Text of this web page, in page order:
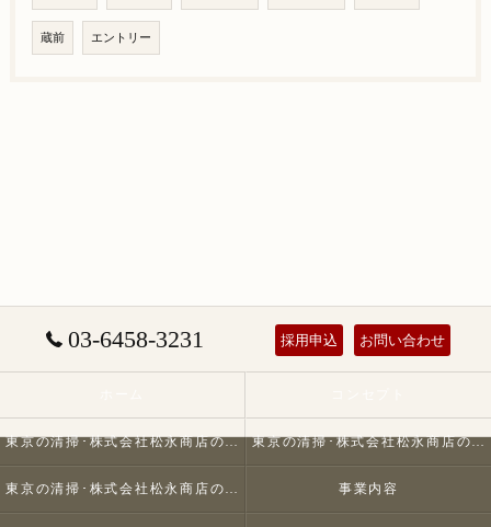
蔵前 エントリー
03-6458-3231 採用申込 お問い合わせ
東京の清掃･株式会社松永商店の口コミ情報 東京の清掃･株式会社松永商店の評判
東京の清掃･株式会社松永商店のお客様の声 事業内容